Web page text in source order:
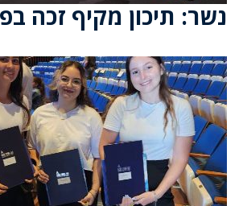
נשר: תיכון מקיף זכה